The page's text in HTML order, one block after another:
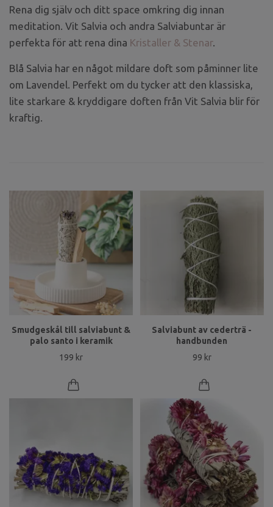
Rena dig själv och ditt space omkring dig innan
meditation. Vit Salvia och andra Salviabuntar är
perfekta för att rena dina Kristaller & Stenar.
Blå Salvia har en något mildare doft som påminner lite
om Lavendel. Perfekt om du tycker att den klassiska,
lite starkare & kryddigare doften från Vit Salvia blir för
kraftig.
Smudgeskål till salviabunt &
palo santo i keramik
199 kr
Salviabunt av cederträ -
handbunden
99 kr